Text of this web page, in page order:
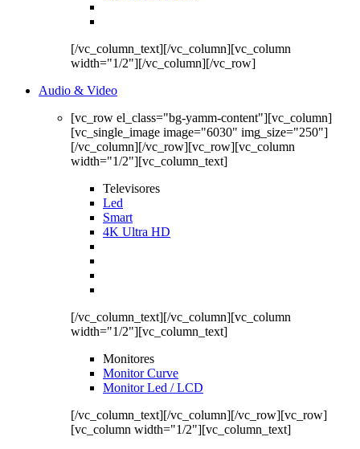
[/vc_column_text][/vc_column][vc_column
width="1/2"][/vc_column][/vc_row]
Audio & Video
[vc_row el_class="bg-yamm-content"][vc_column]
[vc_single_image image="6030" img_size="250"]
[/vc_column][/vc_row][vc_row][vc_column
width="1/2"][vc_column_text]
Televisores
Led
Smart
4K Ultra HD
[/vc_column_text][/vc_column][vc_column
width="1/2"][vc_column_text]
Monitores
Monitor Curve
Monitor Led / LCD
[/vc_column_text][/vc_column][/vc_row][vc_row]
[vc_column width="1/2"][vc_column_text]